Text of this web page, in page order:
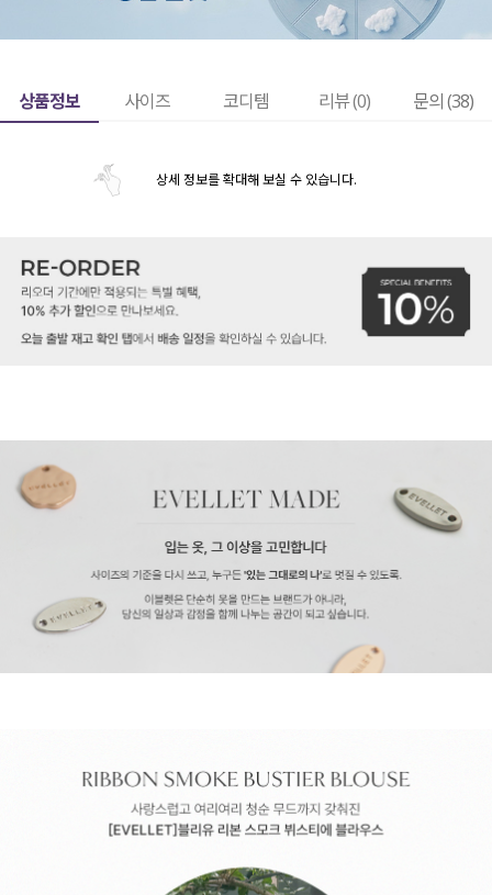
상품정보 사이즈 코디템 리뷰 (0) 문의 (38)
상세 정보를 확대해 보실 수 있습니다.